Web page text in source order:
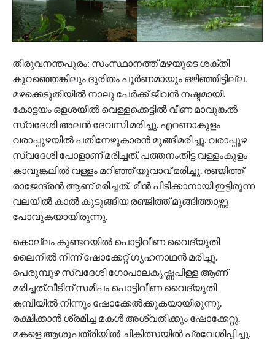
തിരുവനന്തപുരം: സംസ്ഥാനത്ത് മഴയുടെ ശക്തി
കുറഞ്ഞെങ്കിലും ദുരിതം പൂര്‍ണമായും ഒഴിഞ്ഞിട്ടില്ല.
മഴക്കെടുതിയിൽ നാലു പേർക്ക് ജീവൻ നഷ്ടമായി.
കോട്ടയം ഒളശയിൽ വെള്ളക്കെട്ടിൽ വീണ മാവുങ്കൽ
സ്വദേശി അലൻ ദേവസി മരിച്ചു. എറണാകുളം
വരാപ്പുഴയിൽ പതിനേഴുകാരൻ മുങ്ങിമരിച്ചു. വരാപ്പുഴ
സ്വദേശി പോളാണ് മരിച്ചത്. പത്തനംതിട്ട വള്ളംകുളം
കാവുങ്കലിൽ വള്ളം മറിഞ്ഞ് യുവാവ് മരിച്ചു. രഞ്ജിത്ത്
രാജേന്ദ്രൻ ആണ് മരിച്ചത്. മീൻ പിടിക്കാനായി ഇട്ടിരുന്ന
വലയിൽ കാൽ കുടുങ്ങിയ രഞ്ജിത്ത് മുങ്ങിത്താഴ്ന്നു
പോവുകയായിരുന്നു.
കൊല്ലം കുണ്ടറയിൽ പൊട്ടിവീണ വൈദ്യുതി
ലൈനിൽ നിന്ന് ഷോക്കേറ്റ് ഗൃഹനാഥൻ മരിച്ചു.
പെരുമ്പുഴ സ്വദേശി ഗോപാലകൃഷ്ണപിള്ള ആണ്
മരിച്ചത്.വീടിന് സമീപം പൊട്ടിവീണ വൈദ്യുതി
കമ്പിയിൽ നിന്നും ഷോക്കേൽക്കുകയായിരുന്നു.
രക്ഷിക്കാൻ ശ്രമിച്ച മകൾ അശ്വതിക്കും ഷോക്കേറ്റു.
മകളെ ആശുപത്രിയിൽ ചികിത്സയിൽ പ്രവേശിപ്പിച്ചു.